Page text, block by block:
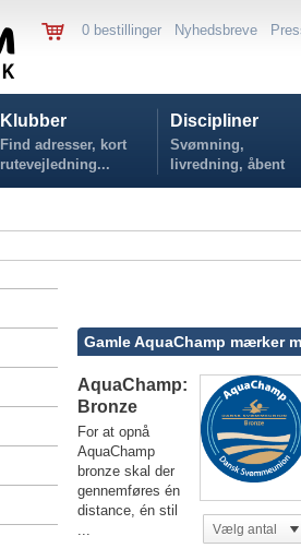
0 bestillinger Nyhedsbreve
Klubber
Find adresser, kort
rutevejledning...
Discipliner
Svømning,
livredning, åbent
vand...
Gamle AquaChamp mærker
AquaChamp:
Bronze
For at opnå
AquaChamp
bronze skal der
gennemføres én
distance, én stil
...
Vælg antal